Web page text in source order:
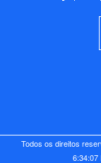
Todos os direitos
6:34:07